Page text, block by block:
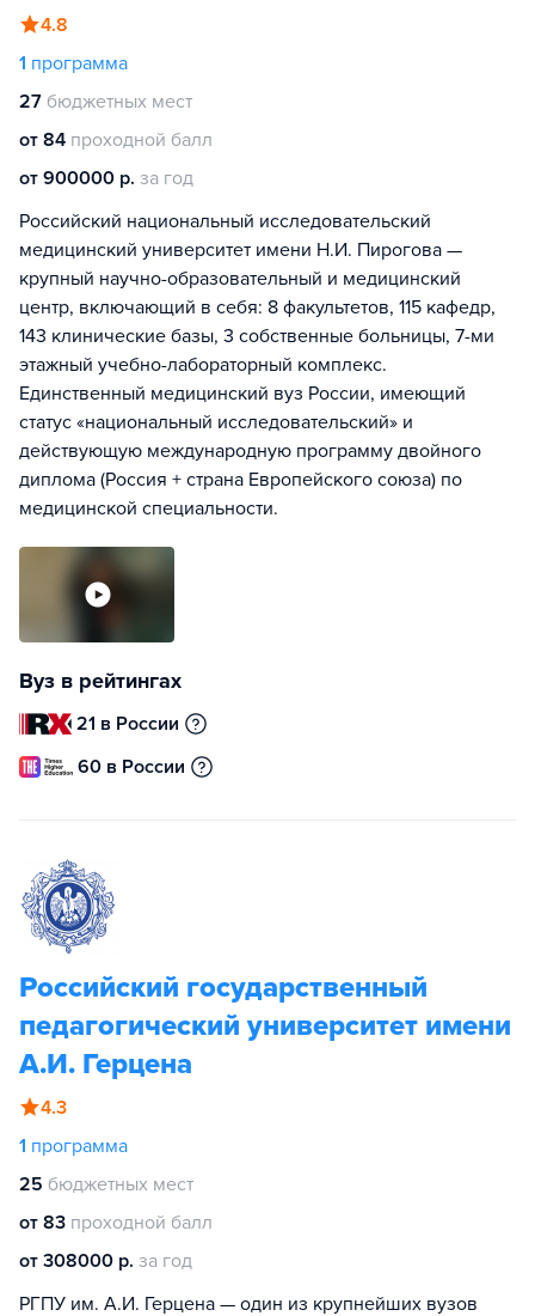
4.8
1 программа
27 бюджетных мест
от 84 проходной балл
от 900000 р. за год
Российский национальный исследовательский
медицинский университет имени Н.И. Пирогова —
крупный научно-образовательный и медицинский
центр, включающий в себя: 8 факультетов, 115 кафедр,
143 клинические базы, 3 собственные больницы, 7-ми
этажный учебно-лабораторный комплекс.
Единственный медицинский вуз России, имеющий
статус «национальный исследовательский» и
действующую международную программу двойного
диплома (Россия + страна Европейского союза) по
медицинской специальности.
Вуз в рейтингах
21 в России
60 в России
Российский государственный
педагогический университет имени
А.И. Герцена
4.3
1 программа
25 бюджетных мест
от 83 проходной балл
от 308000 р. за год
РГПУ им. А.И. Герцена — один из крупнейших вузов